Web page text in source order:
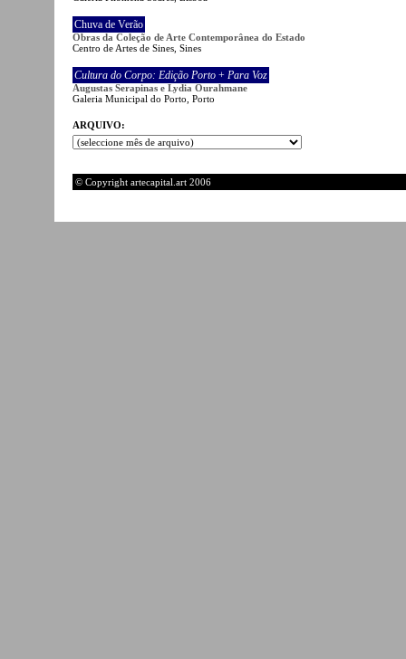
Chuva de Verão
Obras da Coleção de Arte Contemporânea do Estado
Centro de Artes de Sines, Sines
Cultura do Corpo: Edição Porto + Para Voz
Augustas Serapinas e Lydia Ourahmane
Galeria Municipal do Porto, Porto
ARQUIVO:
© Copyright artecapital.art 2006